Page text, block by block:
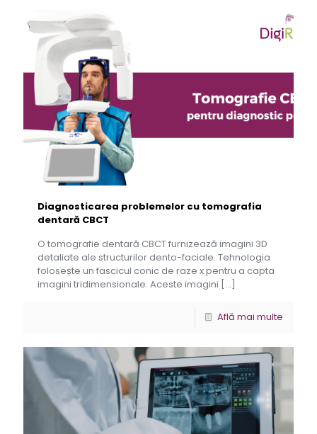
Diagnosticarea problemelor cu tomografia
dentară CBCT
O tomografie dentară CBCT furnizează imagini 3D
detaliate ale structurilor dento-faciale. Tehnologia
folosește un fascicul conic de raze x pentru a capta
imagini tridimensionale. Aceste imagini […]
Află mai multe